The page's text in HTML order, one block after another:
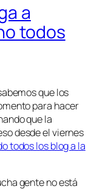
a
todos
que los
para hacer
que la
desde el viernes
todos los blog a la
gente no está